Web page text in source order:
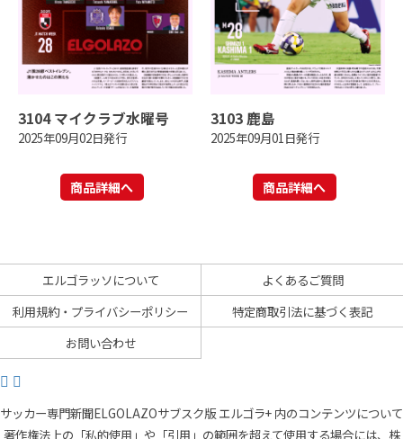
3104 マイクラブ水曜号
2025年09月02日発行
商品詳細へ
3103 鹿島
2025年09月01日発行
商品詳細へ
エルゴラッソについて
よくあるご質問
利用規約・プライバシーポリシー
特定商取引法に基づく表記
お問い合わせ
サッカー専門新聞ELGOLAZOサブスク版 エルゴラ+ 内のコンテンツについて
著作権法上の「私的使用」や「引用」の範囲を超えて使用する場合には、株